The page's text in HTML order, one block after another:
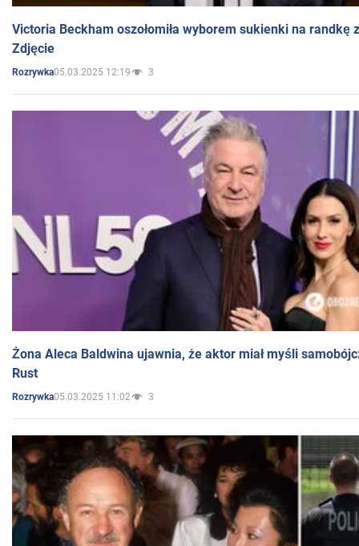
Victoria Beckham oszołomiła wyborem sukienki na randkę
Zdjęcie
Rozrywka05.03.2025 12:19 3
Żona Aleca Baldwina ujawnia, że aktor miał myśli
Rust
Rozrywka05.03.2025 11:02 3